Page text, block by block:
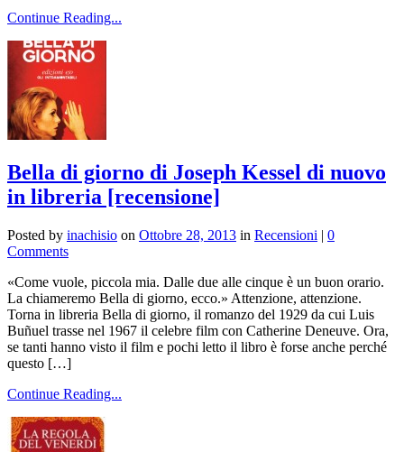
Continue Reading...
Bella di giorno di Joseph Kessel di nuovo
in libreria [recensione]
Posted by inachisio on Ottobre 28, 2013 in Recensioni | 0
Comments
«Come vuole, piccola mia. Dalle due alle cinque è un buon orario.
La chiameremo Bella di giorno, ecco.» Attenzione, attenzione.
Torna in libreria Bella di giorno, il romanzo del 1929 da cui Luis
Buñuel trasse nel 1967 il celebre film con Catherine Deneuve. Ora,
se tanti hanno visto il film e pochi letto il libro è forse anche perché
questo […]
Continue Reading...